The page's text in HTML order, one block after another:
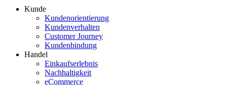
Kunde
Kundenorientierung
Kundenverhalten
Customer Journey
Kundenbindung
Handel
Einkaufserlebnis
Nachhaltigkeit
eCommerce